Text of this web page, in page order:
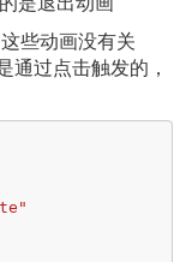
些动画没有关
通过点击触发的，